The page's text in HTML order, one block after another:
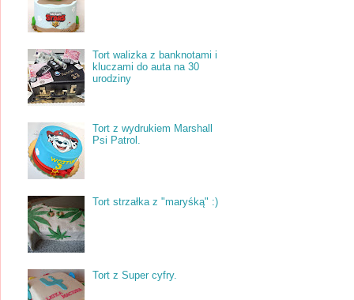
Tort walizka z banknotami i
kluczami do auta na 30
urodziny
Tort z wydrukiem Marshall
Psi Patrol.
Tort strzałka z "maryśką" :)
Tort z Super cyfry.